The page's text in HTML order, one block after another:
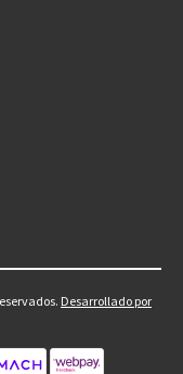
Desarrollado por